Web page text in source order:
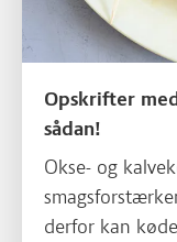
Opskrifter
sådan!
Okse- og
derfor kan